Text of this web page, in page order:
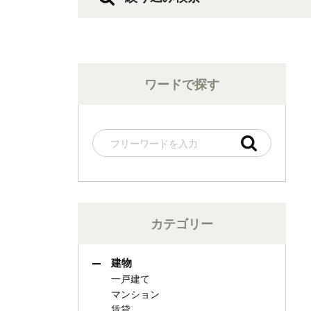
ワードで探す
カテゴリー
建物
一戸建て
マンション